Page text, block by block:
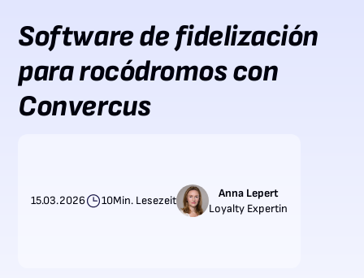
Software de fidelización
para rocódromos con
Convercus
15.03.2026 10Min. Lesezeit
Anna Lepert
Loyalty Expertin